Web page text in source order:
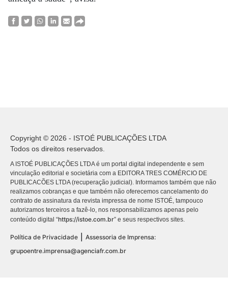
Copyright © 2026 - ISTOÉ PUBLICAÇÕES LTDA
Todos os direitos reservados.
A ISTOÉ PUBLICAÇÕES LTDA é um portal digital independente e sem
vinculação editorial e societária com a EDITORA TRES COMÉRCIO DE
PUBLICACÕES LTDA (recuperação judicial). Informamos também que não
realizamos cobranças e que também não oferecemos cancelamento do
contrato de assinatura da revista impressa de nome ISTOÉ, tampouco
autorizamos terceiros a fazê-lo, nos responsabilizamos apenas pelo
conteúdo digital “https://istoe.com.br” e seus respectivos sites.
Política de Privacidade
Assessoria de Imprensa:
grupoentre.imprensa@agenciafr.com.br